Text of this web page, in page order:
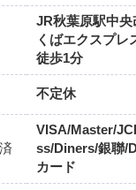
JR秋葉原駅中
くばエクスプレ
徒歩1分
不定休
VISA/Master/
ss/Diners/銀聯/
カード